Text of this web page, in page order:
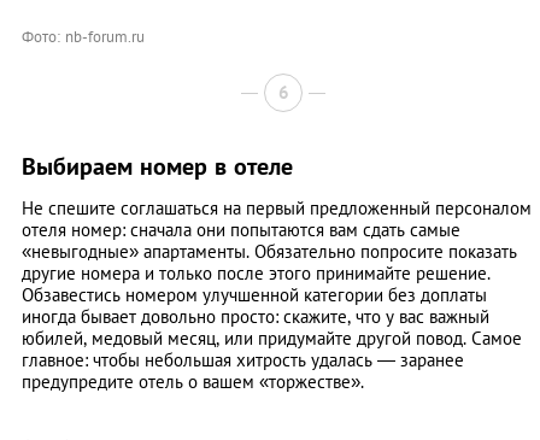
Фото: nb-forum.ru
6
Выбираем номер в отеле
Не спешите соглашаться на первый предложенный персоналом
отеля номер: сначала они попытаются вам сдать самые
«невыгодные» апартаменты. Обязательно попросите показать
другие номера и только после этого принимайте решение.
Обзавестись номером улучшенной категории без доплаты
иногда бывает довольно просто: скажите, что у вас важный
юбилей, медовый месяц, или придумайте другой повод. Самое
главное: чтобы небольшая хитрость удалась — заранее
предупредите отель о вашем «торжестве».